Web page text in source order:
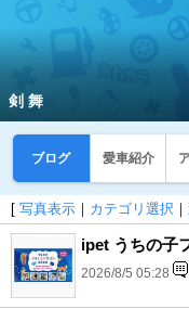
剣 舞
ブログ 愛車紹介
[ 写真表示 ｜ カテゴリ選択 ｜
ipet うちの子
2026/8/5 05:28